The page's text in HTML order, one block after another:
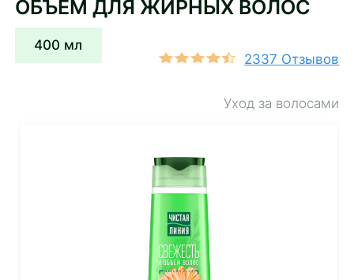
ОБЪЕМ ДЛЯ ЖИРНЫХ ВОЛОС
Уход за волосами
2337 Отзывов
400 мл